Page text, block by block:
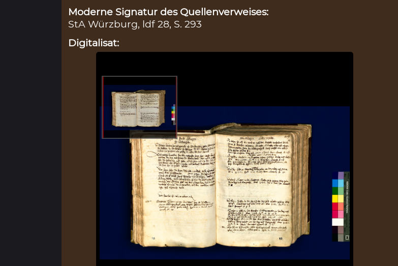
Moderne Signatur des Quellenverweises:
StA Würzburg, ldf 28, S. 293
Digitalisat: